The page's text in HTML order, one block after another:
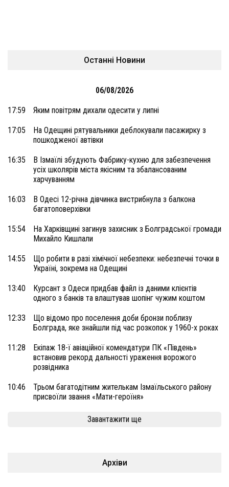
Останні Новини
06/08/2026
17:59 Яким повітрям дихали одесити у липні
17:05
На Одещині рятувальники деблокували пасажирку з
пошкодженої автівки
16:35
В Ізмаїлі збудують Фабрику-кухню для забезпечення
усіх школярів міста якісним та збалансованим
харчуванням
16:03
В Одесі 12-річна дівчинка вистрибнула з балкона
багатоповерхівки
15:54
На Харківщині загинув захисник з Болградської громади
Михайло Кишлали
14:55
Що робити в разі хімічної небезпеки: небезпечні точки в
Україні, зокрема на Одещині
13:40
Курсант з Одеси придбав файл із даними клієнтів
одного з банків та влаштував шопінг чужим коштом
12:33
Що відомо про поселення доби бронзи поблизу
Болграда, яке знайшли під час розкопок у 1960-х роках
11:28
Екіпаж 18-ї авіаційної комендатури ПК «Південь»
встановив рекорд дальності ураження ворожого
розвідника
10:46
Трьом багатодітним жителькам Ізмаїльського району
присвоїли звання «Мати-героїня»
Завантажити ще
Архіви